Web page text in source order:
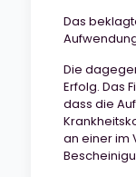
Das
Die
Erfolg. Das
dass die
an einer im